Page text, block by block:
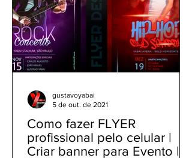
Como fazer FLYER
profissional pelo celular |
Criar banner para Evento |
gustavoyabai
5 de out. de 2021